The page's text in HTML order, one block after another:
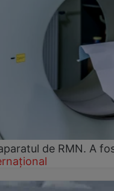
de RMN. A